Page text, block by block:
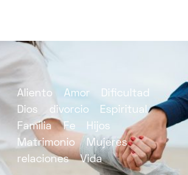
Aliento Amor
Dificultad
Dios
divorcio
Espiritual
Familia
Fe
Hijos
Matrimonio
Mujeres
relaciones
Vida